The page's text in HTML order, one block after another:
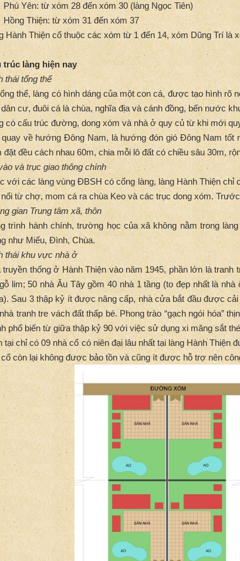
Phú Yên: từ xóm 28 đến xóm 30 (làng Ngọc Tiên)
Hồng Thiện: từ xóm 31 đến xóm 37
Hành Thiện cổ thuộc các xóm từ 1 đến 14, xóm Dũng Trí là
trúc làng hiện nay
thái tổng thể
thể, làng có hình dáng của một con cá, được tạo hình
cư, đuôi cá là chùa, nghĩa địa và cánh đồng, bến nước
có cấu trúc đường, dong xóm và nhà ở quy củ từ khi mới
quay về hướng Đông Nam, là hướng đón gió Đông Nam tốt
đặt đều cách nhau 60m, chia mỗi lô đất có chiều sâu 30m,
và trục giao thông chính
với các làng vùng ĐBSH có cổng làng, làng Hành Thiện
từ chợ, mom cá ra chùa Keo và các trục dong xóm.
gian Trung tâm xã, thôn
trình hành chính, trường học của xã không nằm trong
như Miếu, Đình, Chùa.
thái khu vực nhà ở
truyền thống ở Hành Thiện vào năm 1945, phần lớn là
lim; 50 nhà Âu Tây gồm 40 nhà 1 tầng (to đẹp nhất là
Sau 3 thập kỷ ít được nâng cấp, nhà cửa bắt đầu được
tranh tre vách đất thấp bé. Phong trào “gạch ngói hóa”
phổ biến từ giữa thập kỷ 90 với việc sử dụng xi măng sắt
tại chỉ có 09 nhà cổ có niên đại lâu nhất tại làng Hành
còn lại không được bảo tồn và cũng ít được hỗ trợ nên